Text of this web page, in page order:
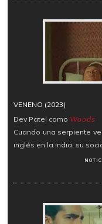
VENENO (2023)
Dev Patel como Woods
Cuando una serpiente
inglés en la India, su